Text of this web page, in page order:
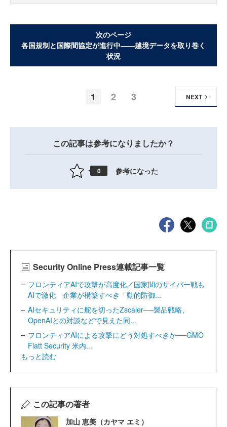
次のページ
各国規制と国際間協定が進行中――越境データを取り巻く
状況
1 2 3 NEXT
この記事は参考になりましたか？
0 参考になった
Security Online Press連載記事一覧
フロンティアAIで攻撃が高度化／国家間のサイバー戦も
AIで激化 企業が構築すべき「動的防御...
AIセキュリティに舵を切ったZscaler──製品戦略、
OpenAIとの対談などで見えた同...
フロンティアAIによる攻撃にどう対処すべきか──GMO
Flatt Security 米内...
もっと読む
この記事の著者
加山 恵美（カヤマ エミ）